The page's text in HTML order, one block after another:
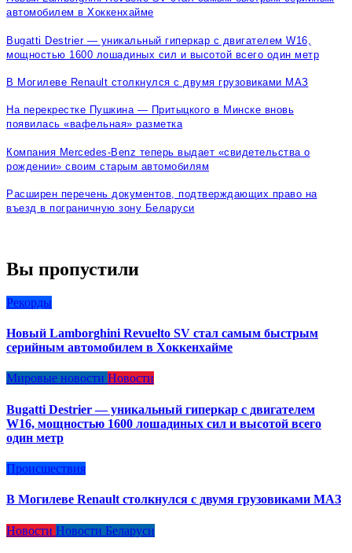
автомобилем в Хоккенхайме
Bugatti Destrier — уникальный гиперкар с двигателем W16,
мощностью 1600 лошадиных сил и высотой всего один метр
В Могилеве Renault столкнулся с двумя грузовиками МАЗ
На перекрестке Пушкина — Притыцкого в Минске вновь
появилась «вафельная» разметка
Компания Mercedes-Benz теперь выдает «свидетельства о
рождении» своим старым автомобилям
Расширен перечень документов, подтверждающих право на
въезд в пограничную зону Беларуси
Вы пропустили
Рекорды
Новый Lamborghini Revuelto SV стал самым быстрым
серийным автомобилем в Хоккенхайме
Мировые новости Новости
Bugatti Destrier — уникальный гиперкар с двигателем
W16, мощностью 1600 лошадиных сил и высотой всего
один метр
Происшествия
В Могилеве Renault столкнулся с двумя грузовиками МАЗ
Новости Новости Беларуси